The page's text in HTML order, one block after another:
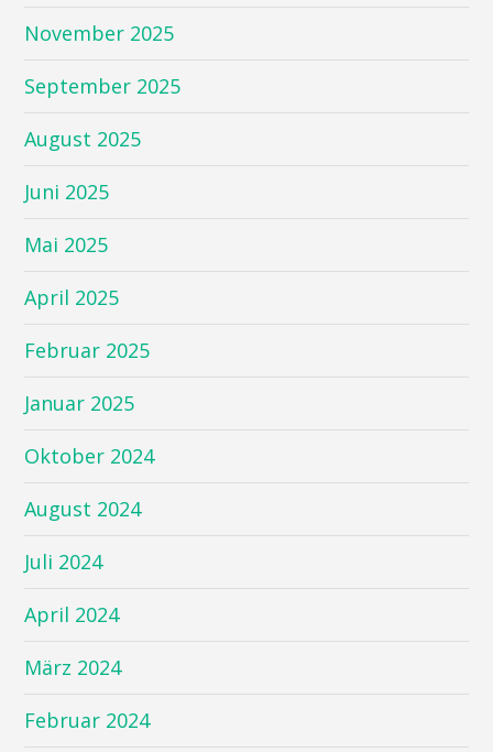
November 2025
September 2025
August 2025
Juni 2025
Mai 2025
April 2025
Februar 2025
Januar 2025
Oktober 2024
August 2024
Juli 2024
April 2024
März 2024
Februar 2024